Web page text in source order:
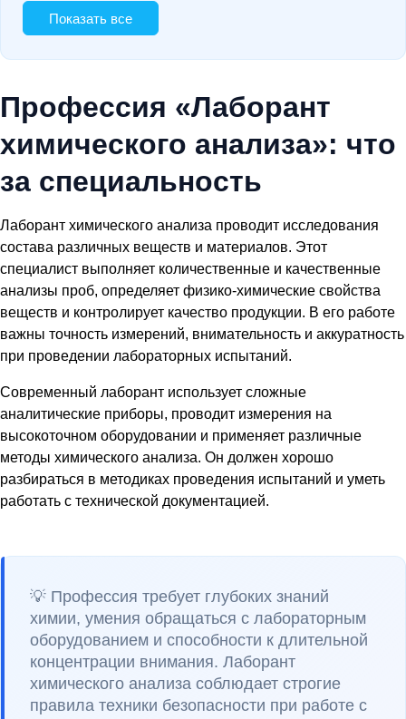
Показать все
Профессия «Лаборант
химического анализа»: что
за специальность
Лаборант химического анализа проводит исследования
состава различных веществ и материалов. Этот
специалист выполняет количественные и качественные
анализы проб, определяет физико-химические свойства
веществ и контролирует качество продукции. В его работе
важны точность измерений, внимательность и аккуратность
при проведении лабораторных испытаний.
Современный лаборант использует сложные
аналитические приборы, проводит измерения на
высокоточном оборудовании и применяет различные
методы химического анализа. Он должен хорошо
разбираться в методиках проведения испытаний и уметь
работать с технической документацией.
💡 Профессия требует глубоких знаний
химии, умения обращаться с лабораторным
оборудованием и способности к длительной
концентрации внимания. Лаборант
химического анализа соблюдает строгие
правила техники безопасности при работе с